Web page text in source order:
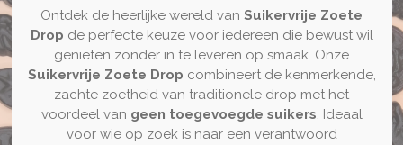
Ontdek de heerlijke wereld van Suikervrije Zoete
Drop de perfecte keuze voor iedereen die bewust wil
genieten zonder in te leveren op smaak. Onze
Suikervrije Zoete Drop combineert de kenmerkende,
zachte zoetheid van traditionele drop met het
voordeel van geen toegevoegde suikers. Ideaal
voor wie op zoek is naar een verantwoord